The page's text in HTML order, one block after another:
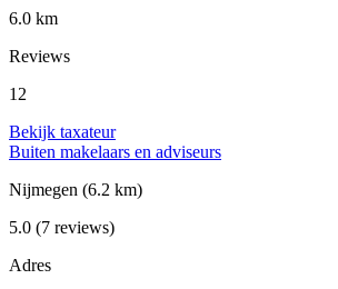
6.0 km
Reviews
12
Bekijk taxateur
Buiten makelaars en adviseurs
Nijmegen (6.2 km)
5.0 (7 reviews)
Adres